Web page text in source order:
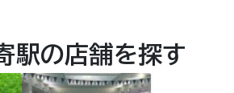
駅の店舗を探す